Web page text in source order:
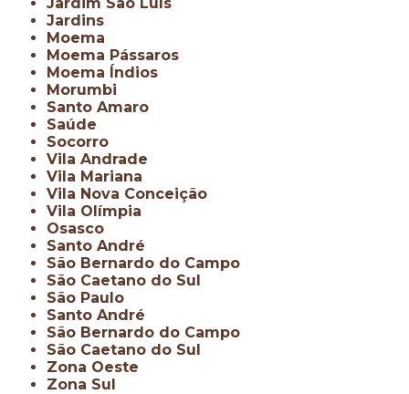
Jardins
Moema
Moema Pássaros
Moema Índios
Morumbi
Santo Amaro
Saúde
Socorro
Vila Andrade
Vila Mariana
Vila Nova Conceição
Vila Olímpia
Osasco
Santo André
São Bernardo do Campo
São Caetano do Sul
São Paulo
Santo André
São Bernardo do Campo
São Caetano do Sul
Zona Oeste
Zona Sul